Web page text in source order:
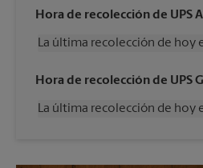
Hora de recolección de UPS
La última recolección de hoy
Miércoles
5:00 PM
Viernes
5:00 PM
Lunes
5:00 PM
Hora de recolección de UPS
La última recolección de hoy